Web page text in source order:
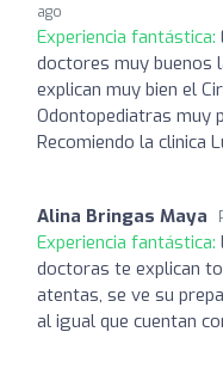
ago
Experiencia fantástica:
doctores muy buenos
explican muy bien el
Odontopediatras muy
Recomiendo la clinica
Alina Bringas Maya
Experiencia fantástica:
doctoras te explican
atentas, se ve su
al igual que cuentan